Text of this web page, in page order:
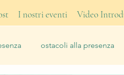
I nostri eventi Video
ostacoli alla presenza